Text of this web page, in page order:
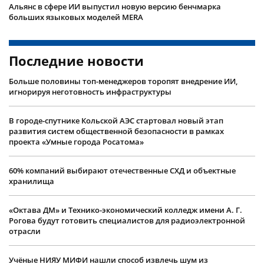
Альянс в сфере ИИ выпустил новую версию бенчмарка
больших языковых моделей MERA
Последние новости
Больше половины топ-менеджеров торопят внедрение ИИ,
игнорируя неготовность инфраструктуры
В городе-спутнике Кольской АЭС стартовал новый этап
развития систем общественной безопасности в рамках
проекта «Умные города Росатома»
60% компаний выбирают отечественные СХД и объектные
хранилища
«Октава ДМ» и Технико-экономический колледж имени А. Г.
Рогова будут готовить специалистов для радиоэлектронной
отрасли
Учëные НИЯУ МИФИ нашли способ извлечь шум из